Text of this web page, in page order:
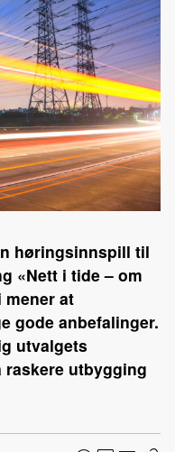
høringsinnspill til
«Nett i tide – om
at
gode anbefalinger.
utvalgets
utbygging